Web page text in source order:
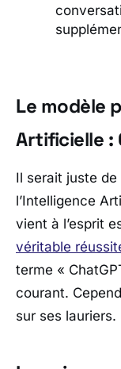
Le modèle
Artificielle :
Il serait juste de
l’Intelligence
vient à l’esprit
véritable
terme «
courant.
sur ses lauriers.